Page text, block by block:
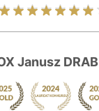
Janusz DRAB